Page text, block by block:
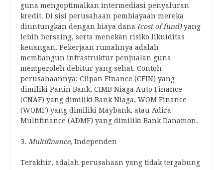
guna mengoptimalkan intermediasi penyaluran
kredit. Di sisi perusahaan pembiayaan mereka
diuntungkan dengan biaya dana (cost of fund)yang
lebih bersaing, serta menekan risiko likuiditas
keuangan. Pekerjaan rumahnya adalah
membangun infrastruktur penjualan guna
memperoleh debitur yang sehat. Contoh
perusahaannya: Clipan Finance (CFIN) yang
dimiliki Panin Bank, CIMB Niaga Auto Finance
(CNAF) yang dimiliki Bank Niaga, WOM Finance
(WOMF) yang dimiliki Maybank, atau Adira
Multifinance (ADMF) yang dimiliki Bank Danamon.
3. Multifinance, Independen
Terakhir, adalah perusahaan yang tidak tergabung